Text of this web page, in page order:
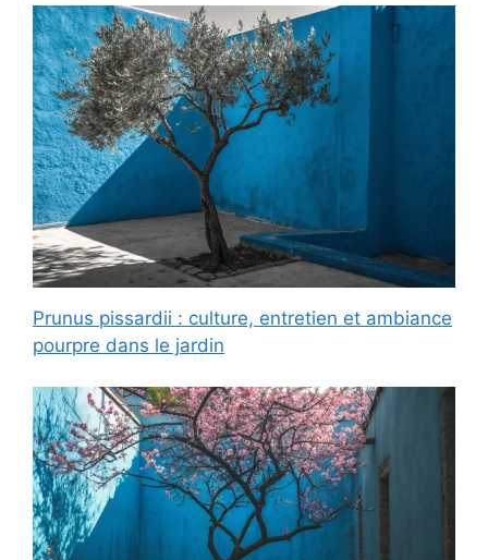
Prunus pissardii : culture, entretien et ambiance
pourpre dans le jardin